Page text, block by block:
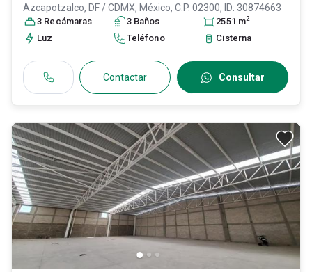
Azcapotzalco, DF / CDMX, México, C.P. 02300, ID: 30874663
3 Recámaras 3 Baños 2551 m2
Luz Teléfono Cisterna
Contactar Consultar